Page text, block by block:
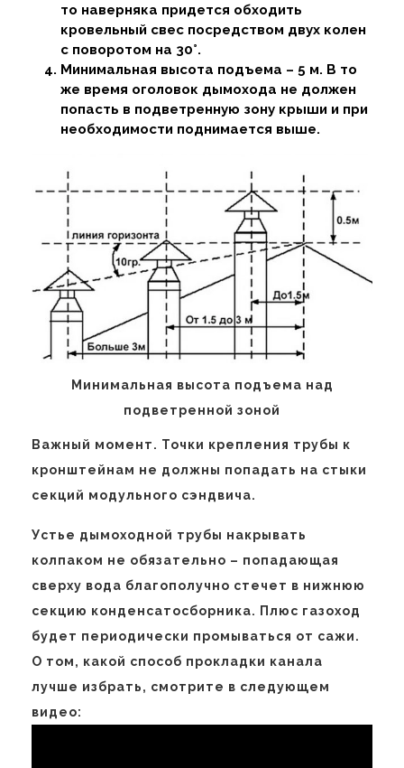
то наверняка придется обходить
кровельный свес посредством двух колен
с поворотом на 30°.
Минимальная высота подъема – 5 м. В то
же время оголовок дымохода не должен
попасть в подветренную зону крыши и при
необходимости поднимается выше.
Минимальная высота подъема над
подветренной зоной
Важный момент. Точки крепления трубы к
кронштейнам не должны попадать на стыки
секций модульного сэндвича.
Устье дымоходной трубы накрывать
колпаком не обязательно – попадающая
сверху вода благополучно стечет в нижнюю
секцию конденсатосборника. Плюс газоход
будет периодически промываться от сажи.
О том, какой способ прокладки канала
лучше избрать, смотрите в следующем
видео: